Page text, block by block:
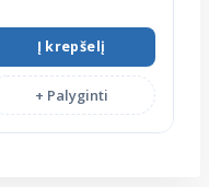
Į krepšelį
+ Palyginti